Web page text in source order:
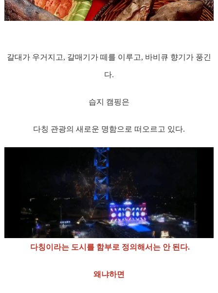
갈대가 우거지고, 갈매기가 떼를 이루고, 바비큐 향기가 풍긴
다.
습지 캠핑은
다칭 관광의 새로운 명함으로 떠오르고 있다.
다칭이라는 도시를 함부로 정의해서는 안 된다.
왜냐하면